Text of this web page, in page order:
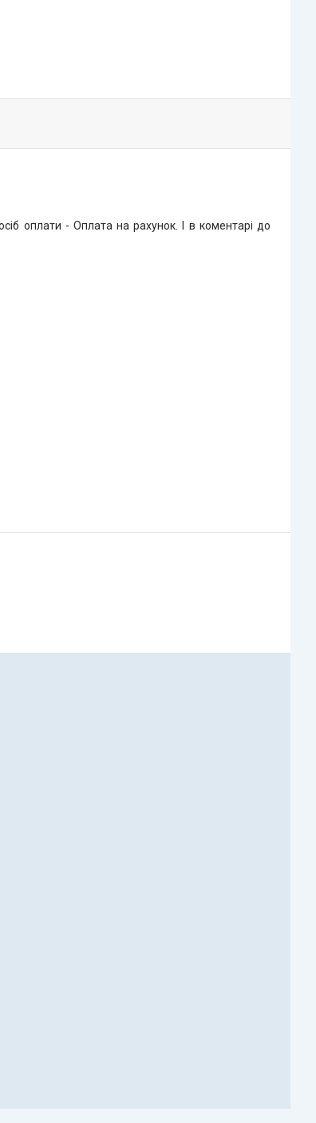
оплати - Оплата на рахунок. І в коментарі до